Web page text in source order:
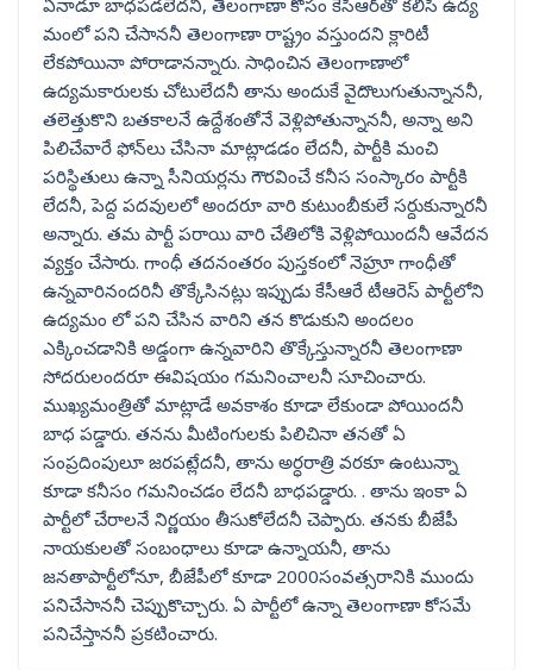
మంలో పని చేసాననీ తెలంగాణా రాష్ట్రం వస్తుందని క్లారిటీ
లేకపోయినా పోరాడానన్నారు. సాధించిన తెలంగాణాలో
ఉద్యమకారులకు చోటులేదనీ తాను అందుకే వైదొలుగుతున్నాననీ,
తలెత్తుకొని బతకాలనే ఉద్దేశంతోనే వెళ్లిపోతున్నాననీ, అన్నా అని
పిలిచేవారే ఫోన్‌లు చేసినా మాట్లాడడం లేదనీ, పార్టీకి మంచి
పరిస్థితులు ఉన్నా సీనియర్లను గౌరవించే కనీస సంస్కారం పార్టీకి
లేదనీ, పెద్ద పదవులలో అందరూ వారి కుటుంబీకులే సర్దుకున్నారనీ
అన్నారు. తమ పార్టీ పరాయి వారి చేతిలోకి వెళ్లిపోయిందనీ ఆవేదన
వ్యక్తం చేసారు. గాంధీ తదనంతరం పుస్తకంలో నెహ్రూ గాంధీతో
ఉన్నవారినందరినీ తొక్కేసినట్లు ఇప్పుడు కేసీఆరే టీఆరెస్ పార్టీలోని
ఉద్యమం లో పని చేసిన వారిని తన కొడుకుని అందలం
ఎక్కించడానికి అడ్డంగా ఉన్నవారిని తొక్కేస్తున్నారనీ తెలంగాణా
సోదరులందరూ ఈవిషయం గమనించాలనీ సూచించారు.
ముఖ్యమంత్రితో మాట్లాడే అవకాశం కూడా లేకుండా పోయిందనీ
బాధ పడ్డారు. తనను మీటింగులకు పిలిచినా తనతో ఏ
సంప్రదింపులూ జరపట్లేదనీ, తాను అర్ధరాత్రి వరకూ ఉంటున్నా
కూడా కనీసం గమనించడం లేదనీ బాధపడ్డారు. . తాను ఇంకా ఏ
పార్టీలో చేరాలనే నిర్ణయం తీసుకోలేదనీ చెప్పారు. తనకు బీజేపీ
నాయకులతో సంబంధాలు కూడా ఉన్నాయనీ, తాను
జనతాపార్టీలోనూ, బీజేపీలో కూడా 2000సంవత్సరానికి ముందు
పనిచేసాననీ చెప్పుకొచ్చారు. ఏ పార్టీలో ఉన్నా తెలంగాణా కోసమే
పనిచేస్తాననీ ప్రకటించారు.